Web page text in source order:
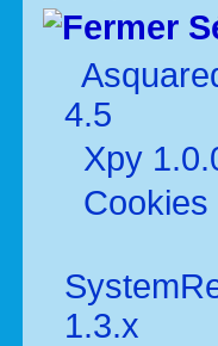
4.5
Xpy
1.3.x